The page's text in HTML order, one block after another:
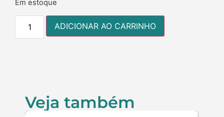
Em estoque
ADICIONAR AO CARRINHO
Veja também